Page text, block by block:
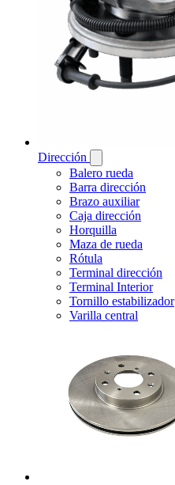
Dirección
Balero rueda
Barra dirección
Brazo auxiliar
Caja dirección
Horquilla
Maza de rueda
Rótula
Terminal dirección
Terminal Interior
Tornillo estabilizador
Varilla central